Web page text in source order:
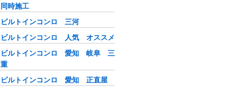
同時施工
ビルトインコンロ 三河
ビルトインコンロ 人気 オススメ
ビルトインコンロ 愛知 岐阜 三
重
ビルトインコンロ 愛知 正直屋